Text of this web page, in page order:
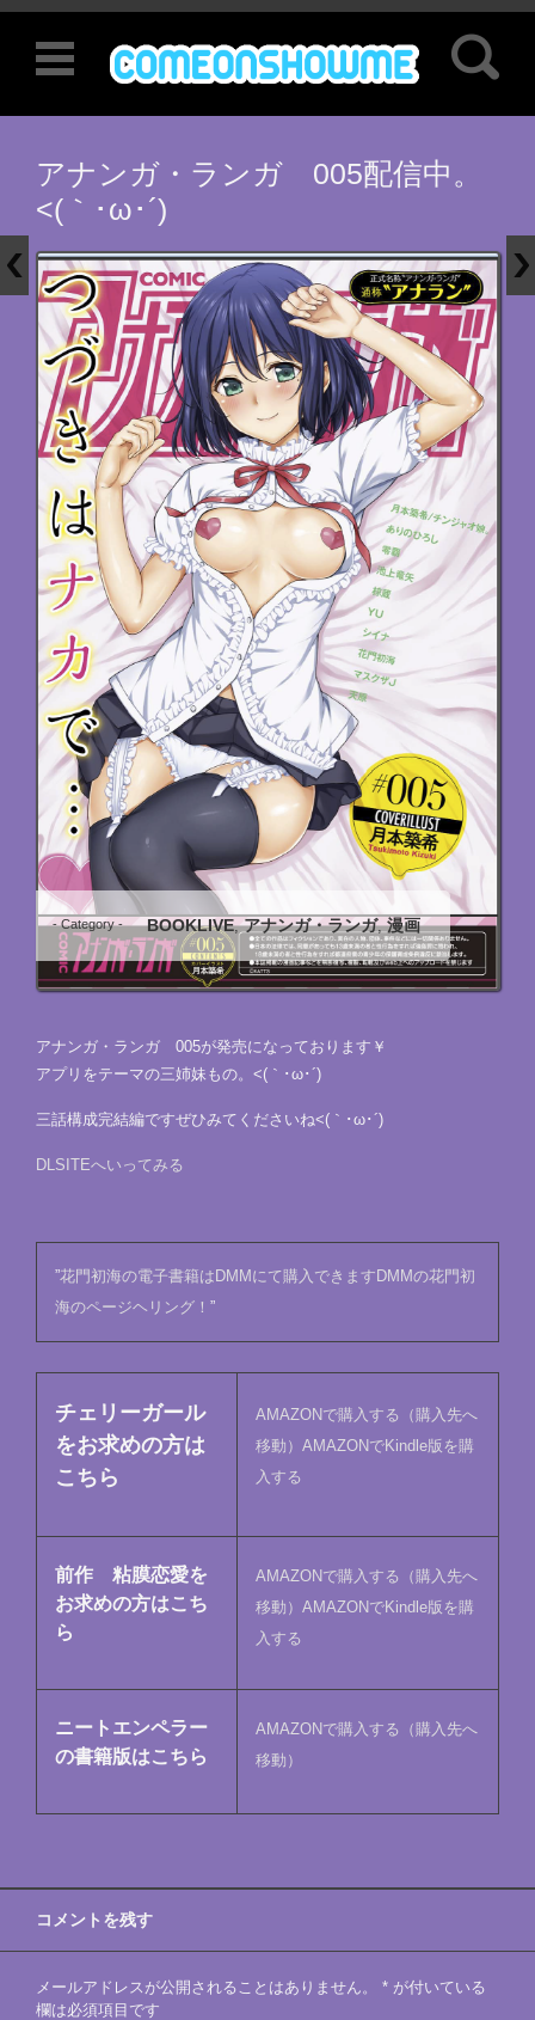
検索:
コンテンツに移動
アナンガ・ランガ 005配信中。
<(｀･ω･´)
- Category - BOOKLIVE,アナンガ・ランガ,漫画
アナンガ・ランガ 005が発売になっております￥
アプリをテーマの三姉妹もの。<(｀･ω･´)
三話構成完結編ですぜひみてくださいね<(｀･ω･´)
DLSITEへいってみる
”花門初海の電子書籍は DMMにて購入できます DMMの花門初
海のページヘリング！ ”
チェリーガール
をお求めの方は
こちら
AMAZONで購入する（購入先へ
移動） AMAZONでKindle版を購
入する
前作 粘膜恋愛を
お求めの方はこち
ら
AMAZONで購入する（購入先へ
移動） AMAZONでKindle版を購
入する
ニートエンペラー
の書籍版はこちら
AMAZONで購入する（購入先へ
移動）
コメントを残す
メールアドレスが公開されることはありません。 * が付いている
欄は必須項目です